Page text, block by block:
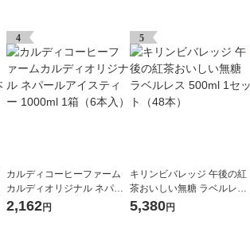
4
カルディコーヒーファーム
カルディオリジナル ネパー
ルアイスティー 1000ml 1箱
2,162円
5
キリンビバレッジ 午後の紅
茶おいしい無糖 ラベルレス
500ml 1セット（48本）
5,380円